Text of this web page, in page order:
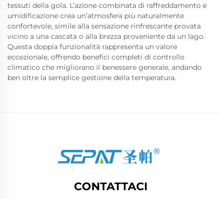
tessuti della gola. L’azione combinata di raffreddamento e
umidificazione crea un’atmosfera più naturalmente
confortevole, simile alla sensazione rinfrescante provata
vicino a una cascata o alla brezza proveniente da un lago.
Questa doppia funzionalità rappresenta un valore
eccezionale, offrendo benefici completi di controllo
climatico che migliorano il benessere generale, andando
ben oltre la semplice gestione della temperatura.
CONTATTACI